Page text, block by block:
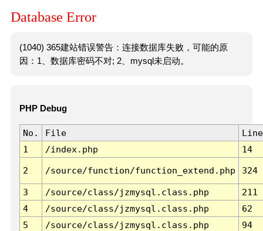
Database Error
(1040) 365建站错误警告：连接数据库失败，可能的原
因：1、数据库密码不对; 2、mysql未启动。
PHP Debug
No. File
Line
1
/index.php 14
2 /source/function/function_extend.php 324
3 /source/class/jzmysql.class.php
211
4
/source/class/jzmysql.class.php
62
5
/source/class/jzmysql.class.php
94